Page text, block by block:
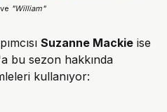
"William"
Suzanne Mackie ise
bu sezon hakkında
kullanıyor: